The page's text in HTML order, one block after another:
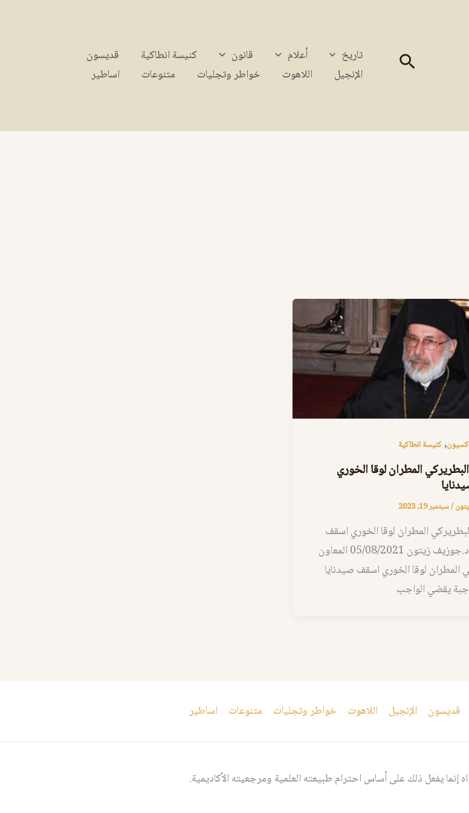
البحث تاريخ أعلام قانون كنيسة انطاكية
قديسون
الإنجيل
اللاهوت خواطر وتجليات متنوعات اساطير
,كنيسة انطاكية
المطران لوقا الخوري
/سبتمبر 19, 2023
المطران لوقا الخوري اسقف
صيدنايا د.جوزيف زيتون 05/08/2021 المعاون
المطران لوقا الخوري اسقف صيدنايا
يقضي الواجب
قديسون الإنجيل اللاهوت خواطر وتجليات متنوعات اساطير
يفعل ذلك على أساس احترام طبيعته العلمية ومرجعيته الأكاديمية.